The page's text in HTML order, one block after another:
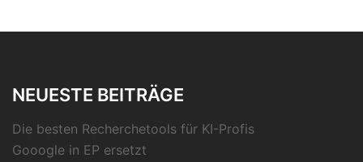
NEUESTE BEITRÄGE
Die besten Recherchetools für KI-Profis
Gooogle in EP ersetzt